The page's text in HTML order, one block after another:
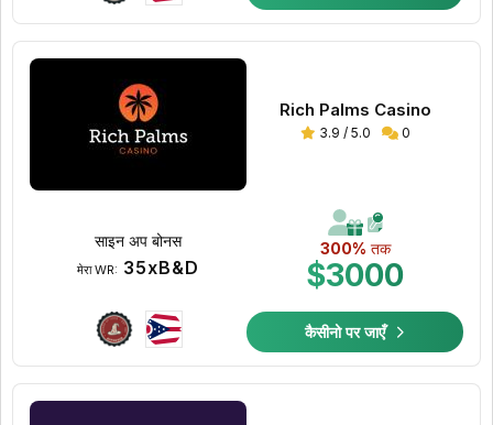
Rich Palms Casino
3.9 / 5.0 0
300% तक
$3000
साइन अप बोनस
मेरा WR: 35xB&D
कैसीनो पर जाएँ